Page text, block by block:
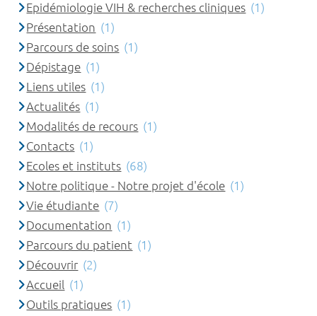
Epidémiologie VIH & recherches cliniques (1)
Présentation (1)
Parcours de soins (1)
Dépistage (1)
Liens utiles (1)
Actualités (1)
Modalités de recours (1)
Contacts (1)
Ecoles et instituts (68)
Notre politique - Notre projet d'école (1)
Vie étudiante (7)
Documentation (1)
Parcours du patient (1)
Découvrir (2)
Accueil (1)
Outils pratiques (1)